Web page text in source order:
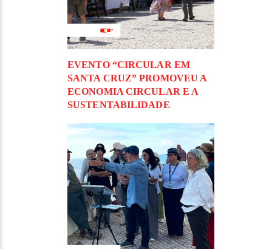
EVENTO “CIRCULAR EM
SANTA CRUZ” PROMOVEU A
ECONOMIA CIRCULAR E A
SUSTENTABILIDADE